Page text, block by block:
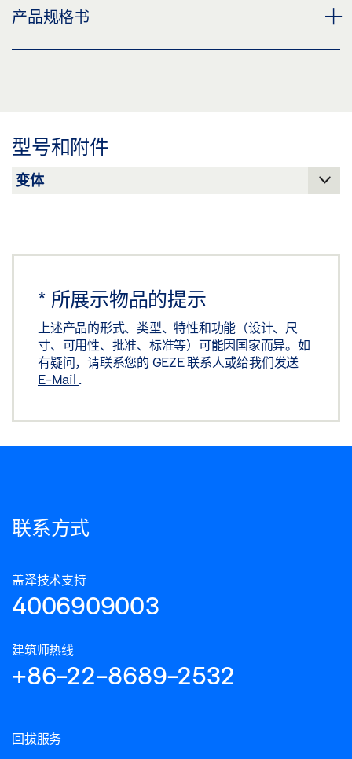
GX 100 导轨
GX 100 导轨
产品规格书
型号和附件
* 所展示物品的提示
上述产品的形式、类型、特性和功能（设计、尺
寸、可用性、批准、标准等）可能因国家而异。如
有疑问，请联系您的 GEZE 联系人或给我们发送
E-Mail
联系方式
盖泽技术支持
4006909003
建筑师热线
+86-22-8689-2532
回拔服务